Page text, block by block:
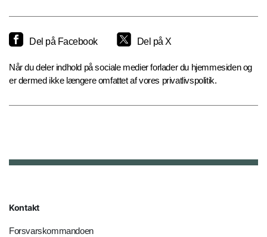
Del på Facebook Del på X
Når du deler indhold på sociale medier forlader du hjemmesiden og
er dermed ikke længere omfattet af vores privatlivspolitik.
Kontakt
Forsvarskommandoen